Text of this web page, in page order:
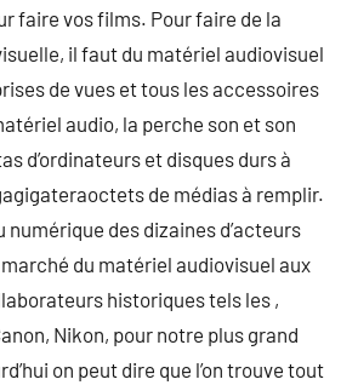
faire vos films. Pour faire de la
il faut du matériel audiovisuel
de vues et tous les accessoires
audio, la perche son et son
d’ordinateurs et disques durs à
de médias à remplir.
numérique des dizaines d’acteurs
du matériel audiovisuel aux
historiques tels les ,
Nikon, pour notre plus grand
on peut dire que l’on trouve tout